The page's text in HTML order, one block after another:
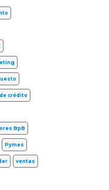
crédito
BpB
Pymes
ventas